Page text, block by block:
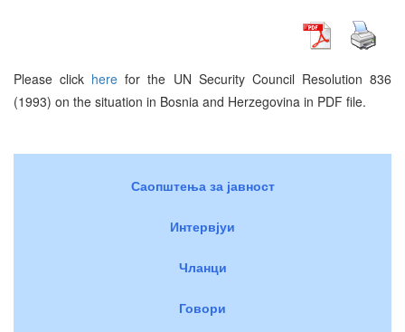
Please click here for the UN Security Council Resolution 836
(1993) on the situation in Bosnia and Herzegovina in PDF file.
Саопштења за јавност
Интервјуи
Чланци
Говори